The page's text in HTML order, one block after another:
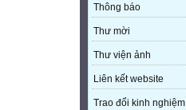
Thông báo
Thư mời
Thư viện ảnh
Liên kết website
Trao đổi kinh nghiệm